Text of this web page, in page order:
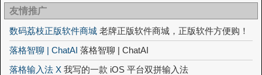
友情推广
数码荔枝正版软件商城 老牌正版软件商城，正版软件方便购！
落格智聊 | ChatAI 落格智聊 | ChatAI
落格输入法 X 我写的一款 iOS 平台双拼输入法